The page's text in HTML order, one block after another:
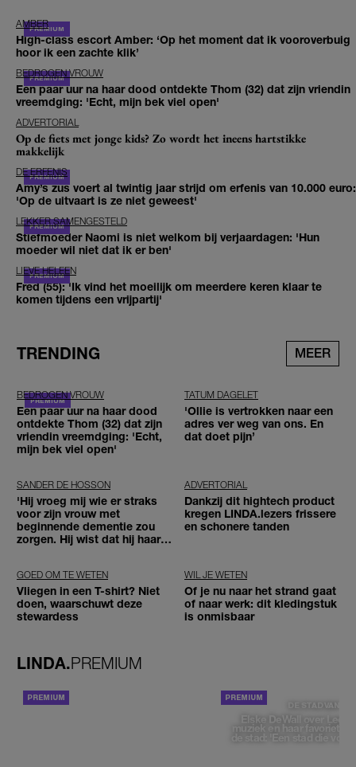
AMBER
High-class escort Amber: ‘Op het moment dat ik vooroverbuig
hoor ik een zachte klik’
BEDROGEN VROUW
Een paar uur na haar dood ontdekte Thom (32) dat zijn vriendin
vreemdging: 'Echt, mijn bek viel open'
ADVERTORIAL
Op de fiets met jonge kids? Zo wordt het ineens hartstikke
makkelijk
DE ERFENIS
Amy’s zus voert al twintig jaar strijd om erfenis van 10.000 euro:
'Op de uitvaart is ze niet geweest'
LEKKER SAMENGESTELD
Stiefmoeder Naomi is niet welkom bij verjaardagen: 'Hun
moeder wil niet dat ik er ben'
LIEVE HELEEN
Fred (55): 'Ik vind het moeilijk om meerdere keren klaar te
komen tijdens een vrijpartij'
TRENDING MEER
BEDROGEN VROUW
Een paar uur na haar dood
ontdekte Thom (32) dat zijn
vriendin vreemdging: 'Echt,
mijn bek viel open'
TATUM DAGELET
'Ollie is vertrokken naar een
adres ver weg van ons. En
dat doet pijn’
SANDER DE HOSSON
'Hij vroeg mij wie er straks
voor zijn vrouw met
beginnende dementie zou
zorgen. Hij wist dat hij haar
ADVERTORIAL
Dankzij dit hightech product
kregen LINDA.lezers frissere
en schonere tanden
GOED OM TE WETEN
Vliegen in een T-shirt? Niet
doen, waarschuwt deze
stewardess
WIL JE WETEN
Of je nu naar het strand gaat
of naar werk: dit kledingstuk
is onmisbaar
LINDA.PREMIUM
DE STAD VAN
Elske DeWall over
muziek en haar favoriete
de stad: 'Een stad die